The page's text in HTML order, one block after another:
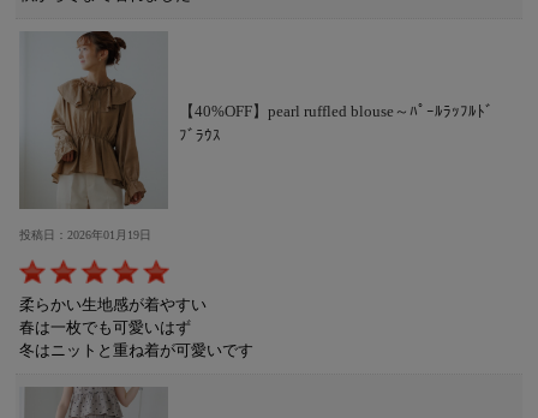
【40%OFF】pearl ruffled blouse～ﾊﾟｰﾙﾗｯﾌﾙﾄﾞ
ﾌﾞﾗｳｽ
投稿日：2026年01月19日
柔らかい生地感が着やすい
春は一枚でも可愛いはず
冬はニットと重ね着が可愛いです